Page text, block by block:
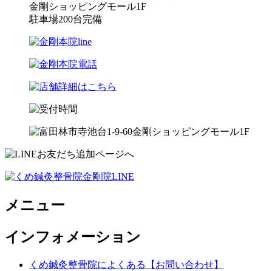
金剛ショッピングモール1F
駐車場200台完備
メニュー
インフォメーション
くめ鍼灸整骨院によくある【お問い合わせ】